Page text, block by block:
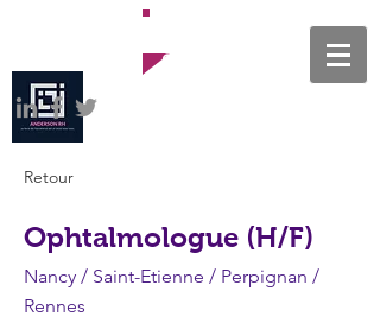
d'emploi
Retour
Ophtalmologue (H/F)
Nancy / Saint-Etienne / Perpignan /
Rennes